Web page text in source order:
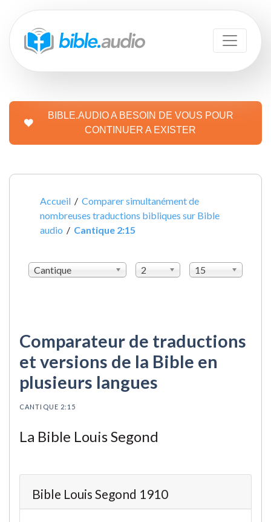
BIBLE.AUDIO A BESOIN DE VOUS POUR
CONTINUER A EXISTER
Accueil /Comparer simultanément de
nombreuses traductions bibliques sur Bible
audio / Cantique 2:15
Cantique 2 15
Comparateur de traductions
et versions de la Bible en
plusieurs langues
CANTIQUE 2:15
La Bible Louis Segond
Bible Louis Segond 1910